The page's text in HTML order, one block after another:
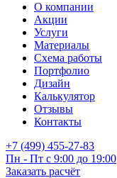
О компании
Акции
Услуги
Материалы
Схема работы
Портфолио
Дизайн
Калькулятор
Отзывы
Контакты
+7 (499) 455-27-83
Пн - Пт с 9:00 до 19:00
Заказать расчёт